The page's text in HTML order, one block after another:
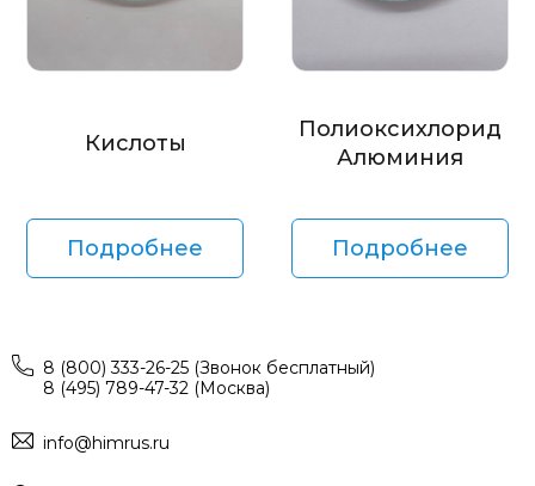
Кислоты
Подробнее
Полиоксихлорид
Алюминия
Подробнее
8 (800) 333-26-25 (Звонок бесплатный)
8 (495) 789-47-32 (Москва)
info@himrus.ru